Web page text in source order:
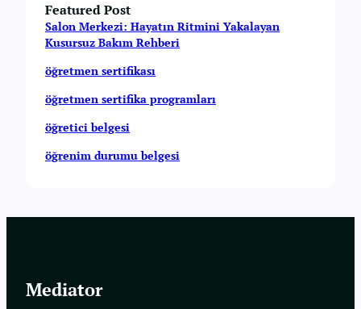
Featured Post
Salon Merkezi: Hayatın Ritmini Yakalayan
Kusursuz Bakım Rehberi
öğretmen sertifikası
öğretmen sertifika programları
öğretici belgesi
öğrenim durumu belgesi
Mediator